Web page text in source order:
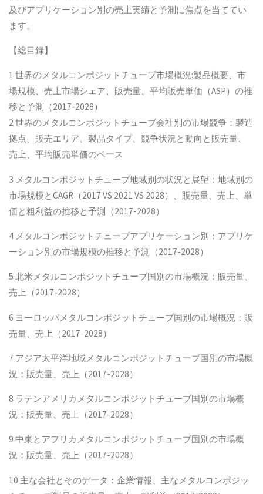
及びアプリケーション別の売上実績と予測に焦点を当ててい
ます。
【総目録】
1 世界のメタルコンポジットチューブ市場概況:製品概要、市
場規模、売上市場シェア、販売量、平均販売単価（ASP）の推
移と予測（2017-2028）
2 世界のメタルコンポジットチューブ会社別の市場競争：製造
拠点、販売エリア、製品タイプ、競争状況と動向と販売量、
売上、平均販売単価のベース
3 メタルコンポジットチューブ地域別の状況と展望：地域別の
市場規模とCAGR（2017 VS 2021 VS 2028）、販売量、売上、単
価と粗利益の推移と予測（2017-2028）
4 メタルコンポジットチューブアプリケーション別：アプリケ
ーション別の市場規模の推移と予測（2017-2028）
5 北米メタルコンポジットチューブ国別の市場概況：販売量、
売上（2017-2028）
6 ヨーロッパメタルコンポジットチューブ国別の市場概況：販
売量、売上（2017-2028）
7 アジア太平洋地域メタルコンポジットチューブ国別の市場概
況：販売量、売上（2017-2028）
8 ラテンアメリカメタルコンポジットチューブ国別の市場概
況：販売量、売上（2017-2028）
9 中東とアフリカメタルコンポジットチューブ国別の市場概
況：販売量、売上（2017-2028）
10 主な会社とそのデータ：企業情報、主なメタルコンポジッ